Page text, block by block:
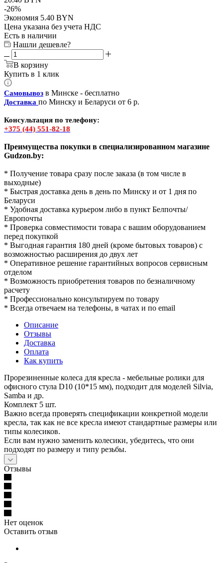
-26%
Экономия 5.40 BYN
Цена указана без учета НДС
Есть в наличии
Нашли дешевле?
В корзину
Купить в 1 клик
Самовывоз в Минске - бесплатно
Доставка по Минску и Беларуси от 6 р.
Консультация по телефону:
+375 (44) 551-82-18
Преимущества покупки в специализированном магазине
Gudzon.by:
* Получение товара сразу после заказа (в том числе в
выходные)
* Быстрая доставка день в день по Минску и от 1 дня по
Беларуси
* Удобная доставка курьером либо в пункт Белпочты/
Европочты
* Проверка совместимости товара с вашим оборудованием
перед покупкой
* Выгодная гарантия 180 дней (кроме бытовых товаров) с
возможностью расширения до двух лет
* Оперативное решение гарантийных вопросов сервисным
отделом
* Возможность приобретения товаров по безналичному
расчету
* Профессионально консультируем по товару
* Всегда отвечаем на телефоны, в чатах и по email
Описание
Отзывы
Доставка
Оплата
Как купить
Прорезиненные колеса для кресла - мебельные ролики для
офисного стула D10 (10*15 мм), подходит для моделей Silvia,
Samba и др.
Комплект 5 шт.
Важно всегда проверять спецификации конкретной модели
кресла, так как не все кресла имеют стандартные размеры или
типы колесиков.
Если вам нужно заменить колесики, убедитесь, что они
подходят по размеру и типу резьбы.
Отзывы
Нет оценок
Оставить отзыв